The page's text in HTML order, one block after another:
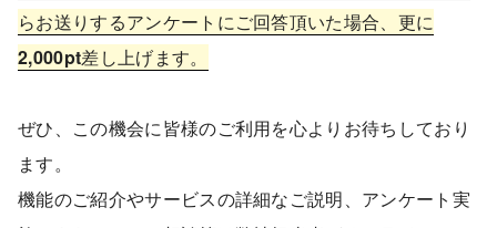
らお送りするアンケートにご回答頂いた場合、更に
2,000pt差し上げます。
ぜひ、この機会に皆様のご利用を心よりお待ちしており
ます。
機能のご紹介やサービスの詳細なご説明、アンケート実